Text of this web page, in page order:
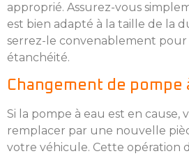
approprié. Assurez-vous
est bien adapté à la taille de la
serrez-le convenablement
étanchéité.
Changement de pompe
Si la pompe à eau est en cause,
remplacer par une nouvelle
votre véhicule. Cette opération